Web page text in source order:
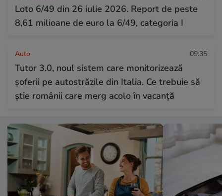
Loto 6/49 din 26 iulie 2026. Report de peste
8,61 milioane de euro la 6/49, categoria I
Auto 09:35
Tutor 3.0, noul sistem care monitorizează
șoferii pe autostrăzile din Italia. Ce trebuie să
știe românii care merg acolo în vacanță